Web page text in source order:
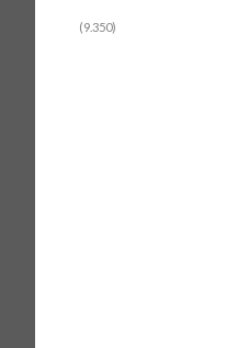
(9.350)